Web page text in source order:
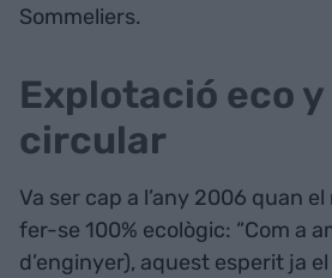
Sommeliers.
Explotació eco
circular
Va ser cap a l’any 2006 quan
fer-se 100% ecològic: “Com a
d’enginyer), aquest esperit ja